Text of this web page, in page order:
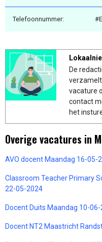
Telefoonnummer:
De
verzamelt
vacature
contact
het
Overige vacatures in
AVO docent Maandag 16-05-
Classroom Teacher Primary
22-05-2024
Docent Duits Maandag 10-
Docent NT2 Maastricht